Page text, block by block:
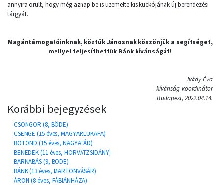
annyira örült, hogy még aznap be is üzemelte kis kuckójának új berendezési
tárgyát.
Magántámogatóinknak, köztük Jánosnak köszönjük a segítséget,
mellyel teljesíthettük Bánk kívánságát!
Ivády Éva
kívánság-koordinátor
Budapest, 2022.04.14.
Korábbi bejegyzések
CSONGOR (8, BÖDE)
CSENGE (15 éves, MAGYARLUKAFA)
BOTOND (15 éves, NAGYATÁD)
BENEDEK (11 éves, HORVÁTZSIDÁNY)
BARNABÁS (9, BÖDE)
BÁNK (13 éves, MARTONVÁSÁR)
ÁRON (8 éves, FÁBIÁNHÁZA)